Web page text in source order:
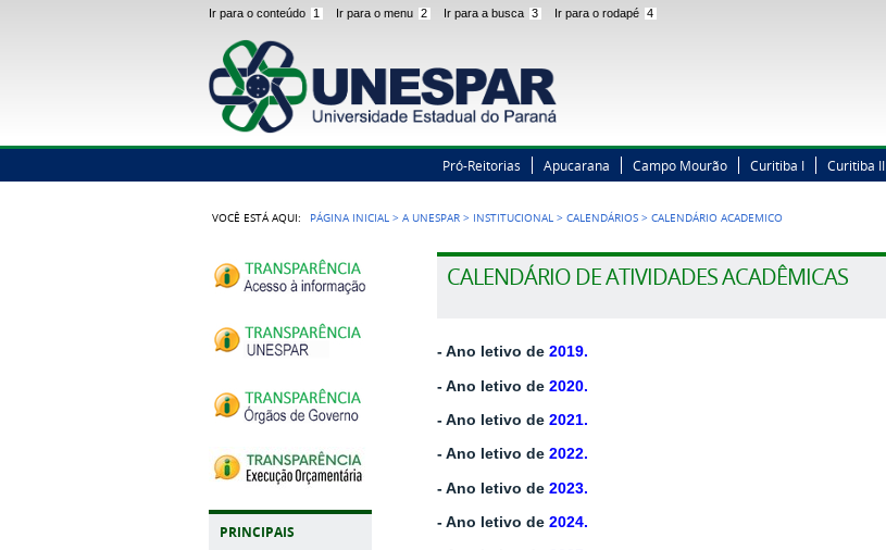
Ir para o conteúdo 1 Ir para o menu 2 Ir para a busca 3 Ir para o rodapé 4
Pró-Reitorias Apucarana Campo Mourão Curitiba I Curitiba II
VOCÊ ESTÁ AQUI: PÁGINA INICIAL >A UNESPAR > INSTITUCIONAL >CALENDÁRIOS >CALENDÁRIO ACADEMICO
PRINCIPAIS
CALENDÁRIO DE ATIVIDADES ACADÊMICAS
- Ano letivo de 2019.
- Ano letivo de 2020.
- Ano letivo de 2021.
- Ano letivo de 2022.
- Ano letivo de2023.
- Ano letivo de 2024.